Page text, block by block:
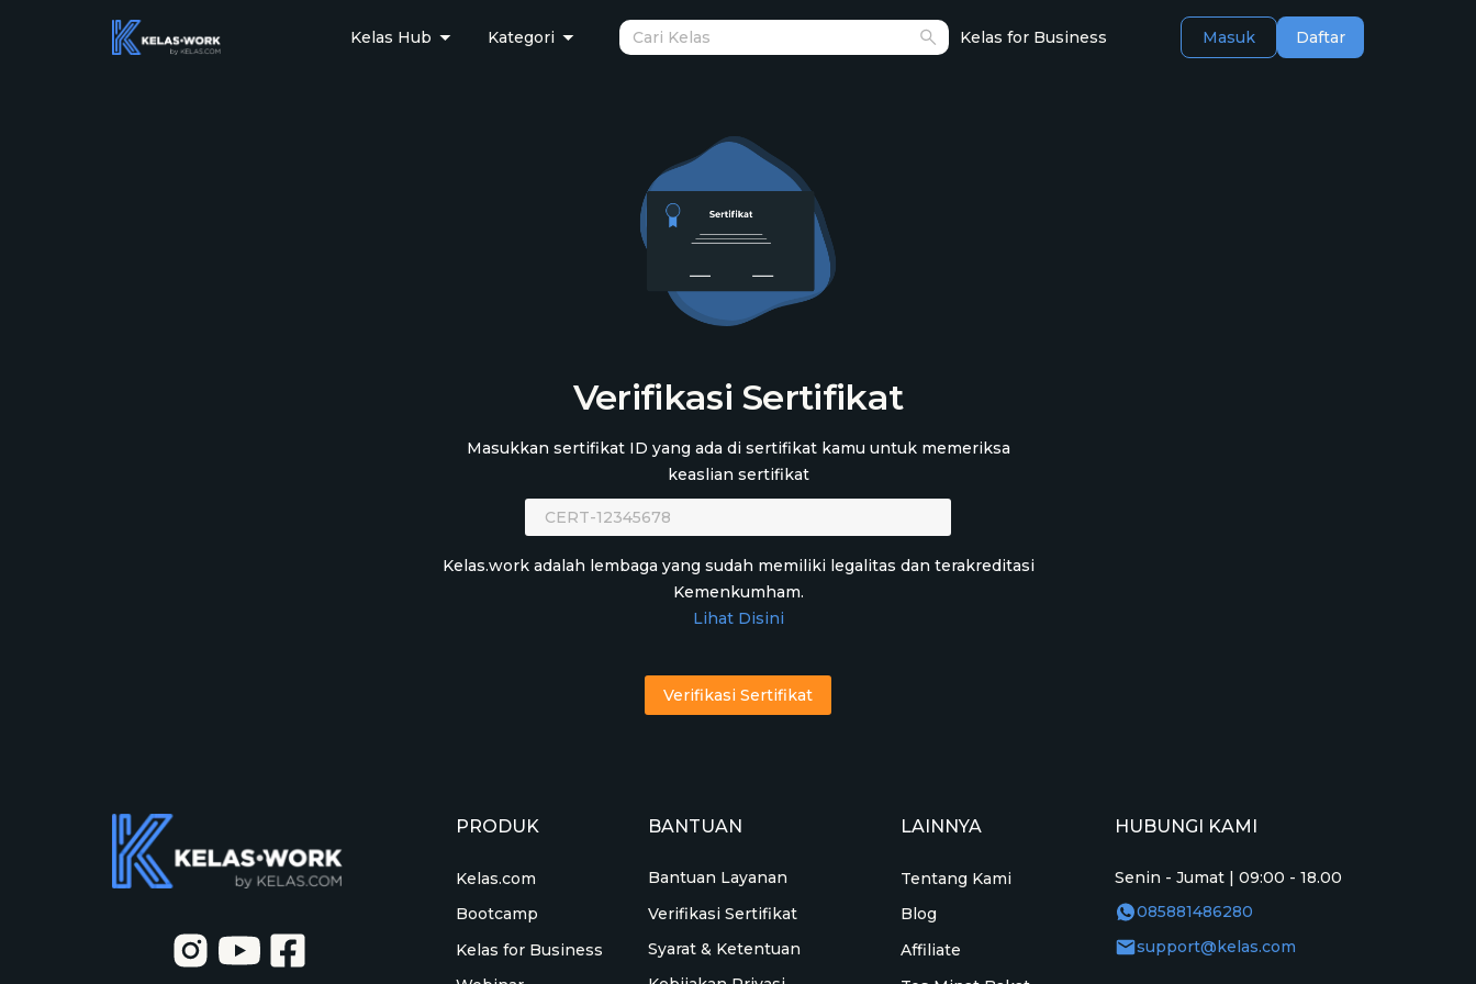
Kelas Hub Kategori Kelas for Business Masuk Daftar
Verifikasi Sertifikat
Masukkan sertifikat ID yang ada di sertifikat kamu untuk memeriksa
keaslian sertifikat
Kelas.work adalah lembaga yang sudah memiliki legalitas dan terakreditasi
Kemenkumham.
Lihat Disini
Verifikasi Sertifikat
PRODUK
Kelas.com
Bootcamp
Kelas for Business
BANTUAN
Bantuan Layanan
Verifikasi Sertifikat
Syarat & Ketentuan
LAINNYA
Tentang Kami
Blog
Affiliate
HUBUNGI KAMI
Senin - Jumat | 09:00 - 18.00
085881486280
support@kelas.com